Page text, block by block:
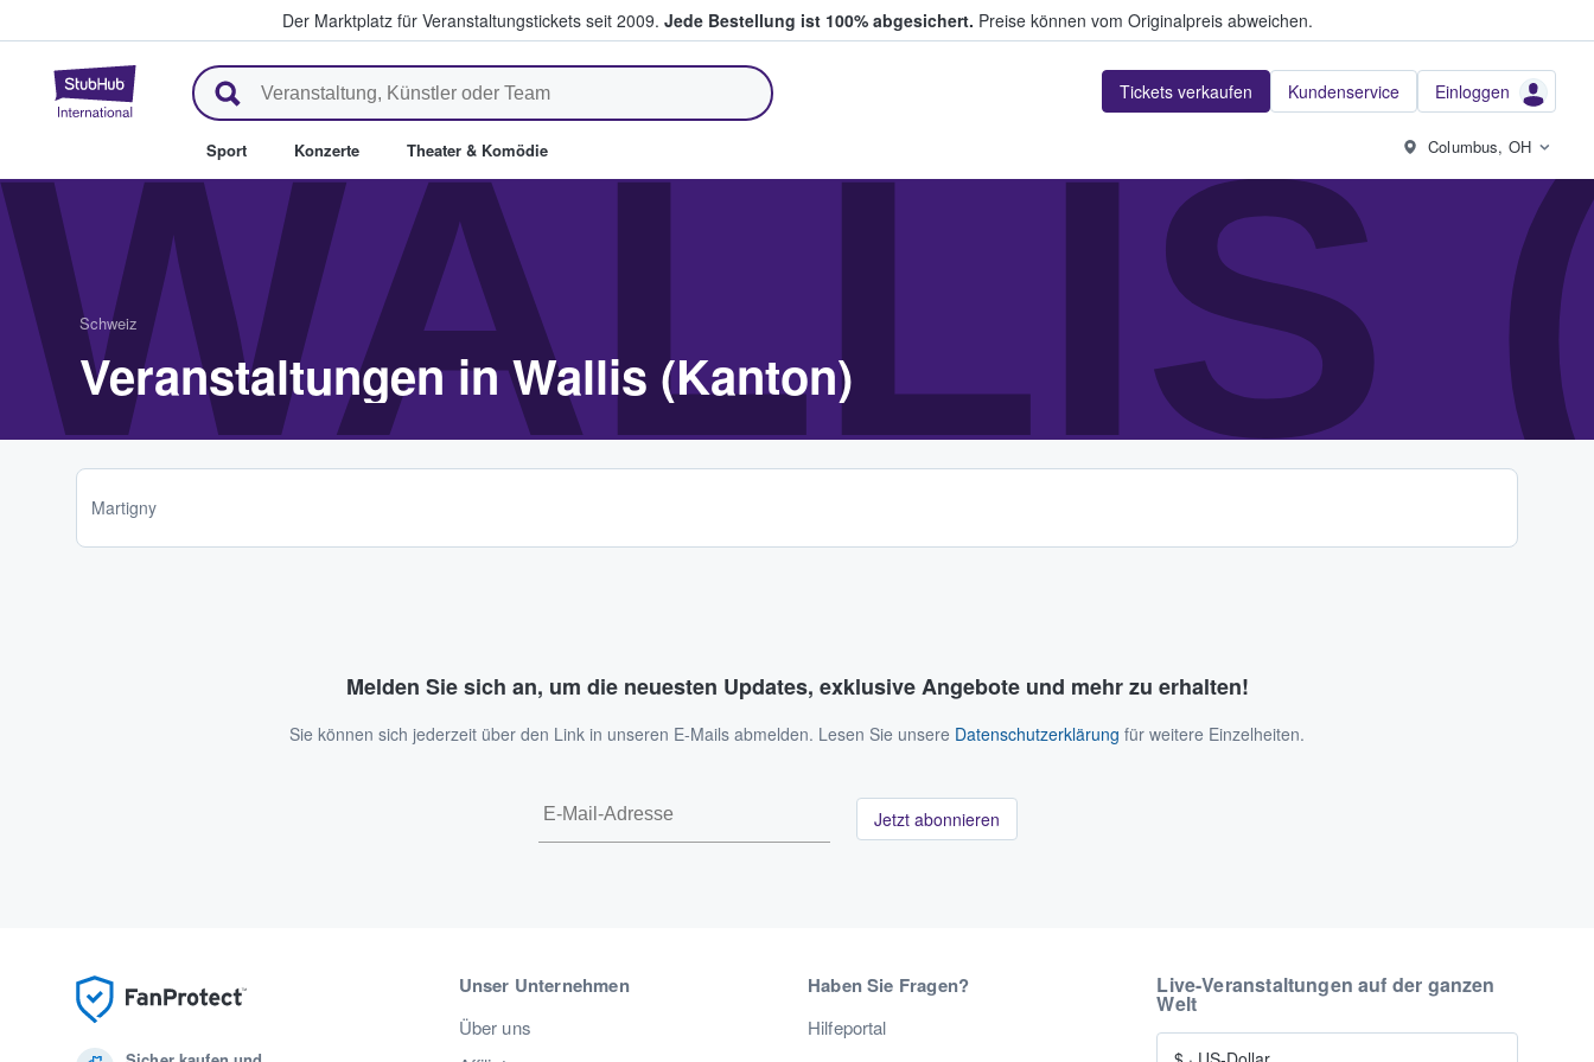
Der Marktplatz für Veranstaltungstickets seit 2009. Jede Bestellung ist 100% abgesichert. Preise können vom Originalpreis abweichen.
StubHub - Wo Fans Tickets kaufen & verkaufen Tickets verkaufen Kundenservice Einloggen
Sport Konzerte Theater & Komödie Columbus, OH
WALLIS
Schweiz
Veranstaltungen in Wallis (Kanton)
Martigny
Melden Sie sich an, um die neuesten Updates, exklusive Angebote und mehr zu erhalten!
Sie können sich jederzeit über den Link in unseren E-Mails abmelden. Lesen Sie unsere Datenschutzerklärung für weitere Einzelheiten.
Jetzt abonnieren
Unser Unternehmen
Über uns
Haben Sie Fragen?
Hilfeportal
Live-Veranstaltungen auf der ganzen
Welt